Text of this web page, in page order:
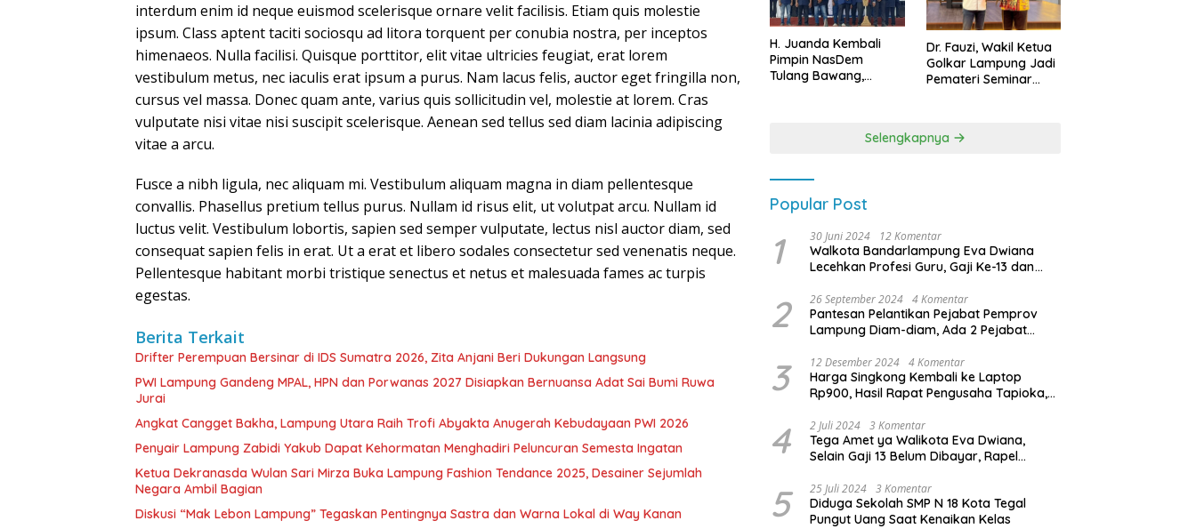
interdum enim id neque euismod scelerisque ornare velit facilisis. Etiam quis molestie
ipsum. Class aptent taciti sociosqu ad litora torquent per conubia nostra, per inceptos
himenaeos. Nulla facilisi. Quisque porttitor, elit vitae ultricies feugiat, erat lorem
vestibulum metus, nec iaculis erat ipsum a purus. Nam lacus felis, auctor eget fringilla non,
cursus vel massa. Donec quam ante, varius quis sollicitudin vel, molestie at lorem. Cras
vulputate nisi vitae nisi suscipit scelerisque. Aenean sed tellus sed diam lacinia adipiscing
vitae a arcu.
Fusce a nibh ligula, nec aliquam mi. Vestibulum aliquam magna in diam pellentesque
convallis. Phasellus pretium tellus purus. Nullam id risus elit, ut volutpat arcu. Nullam id
luctus velit. Vestibulum lobortis, sapien sed semper vulputate, lectus nisl auctor diam, sed
consequat sapien felis in erat. Ut a erat et libero sodales consectetur sed venenatis neque.
Pellentesque habitant morbi tristique senectus et netus et malesuada fames ac turpis
egestas.
Berita Terkait
Drifter Perempuan Bersinar di IDS Sumatra 2026, Zita Anjani Beri Dukungan Langsung
PWI Lampung Gandeng MPAL, HPN dan Porwanas 2027 Disiapkan Bernuansa Adat Sai Bumi Ruwa
Jurai
Angkat Cangget Bakha, Lampung Utara Raih Trofi Abyakta Anugerah Kebudayaan PWI 2026
Penyair Lampung Zabidi Yakub Dapat Kehormatan Menghadiri Peluncuran Semesta Ingatan
Ketua Dekranasda Wulan Sari Mirza Buka Lampung Fashion Tendance 2025, Desainer Sejumlah
Negara Ambil Bagian
Diskusi “Mak Lebon Lampung” Tegaskan Pentingnya Sastra dan Warna Lokal di Way Kanan
H. Juanda Kembali
Pimpin NasDem
Tulang Bawang,
Dr. Fauzi, Wakil Ketua
Golkar Lampung Jadi
Pemateri Seminar
Kebangsaan
Selengkapnya
Popular Post
1 30 Juni 2024 12 Komentar
Walkota Bandarlampung Eva Dwiana
Lecehkan Profesi Guru, Gaji Ke-13 dan
2 26 September 2024 4 Komentar
Pantesan Pelantikan Pejabat Pemprov
Lampung Diam-diam, Ada 2 Pejabat
3 12 Desember 2024 4 Komentar
Harga Singkong Kembali ke Laptop
Rp900, Hasil Rapat Pengusaha Tapioka,
Lampung
4 2 Juli 2024 3 Komentar
Tega Amet ya Walikota Eva Dwiana,
Selain Gaji 13 Belum Dibayar, Rapel
Dibayar
5 25 Juli 2024 3 Komentar
Diduga Sekolah SMP N 18 Kota Tegal
Pungut Uang Saat Kenaikan Kelas